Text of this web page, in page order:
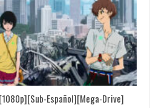
Español][Mega-Drive]